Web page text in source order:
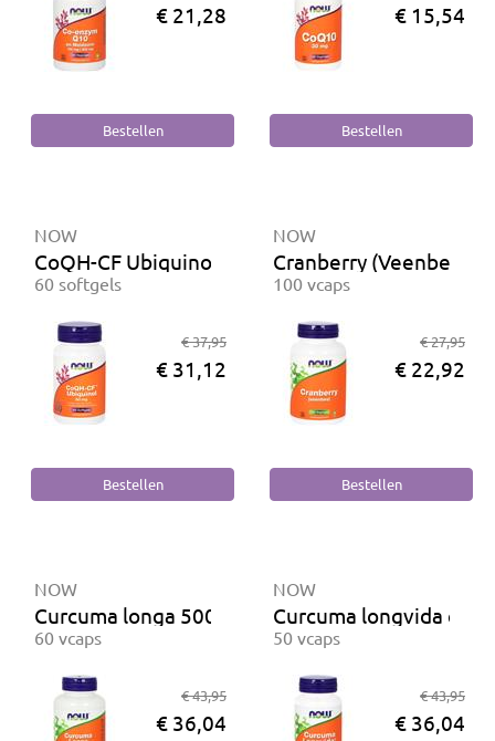
€ 21,28 € 15,54
NOW
CoQH-CF Ubiquinol 50 mg
60 softgels
€ 37,95
€ 31,12
NOW
Cranberry (Veenbes)
100 vcaps
€ 27,95
€ 22,92
NOW
Curcuma longa 500 mg
60 vcaps
€ 43,95
€ 36,04
NOW
Curcuma longvida
50 vcaps
€ 43,95
€ 36,04